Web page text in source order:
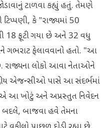
ટાળવા કહ્યું હતું. તેમણે
ટિપ્પણી, કે "રાજ્યમાં 50
18 ફૂટી ગયા છે અને 32 વધુ
ગભરાટ ફેલાવવાનો હતો. "આ
લોકો આવા નેતાઓને
એજન્સીઓ પાસે આ સંદર્ભમાં
આ ખોટું અને અપ્રસ્તુત નિવેદન
બાજવા હવે તેમના